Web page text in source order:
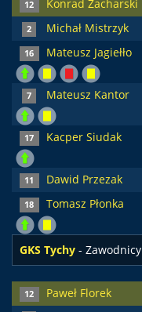
12 Konrad Zacharski
2 Michał Mistrzyk
16 Mateusz Jagiełło
7 Mateusz Kantor
17 Kacper Siudak
11 Dawid Przezak
18 Tomasz Płonka
GKS Tychy - Zawodnicy
12 Paweł Florek